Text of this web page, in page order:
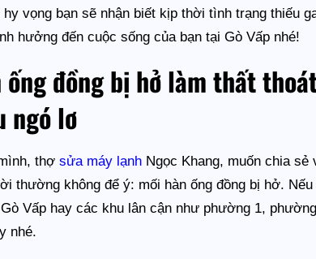
vọng bạn sẽ nhận biết kịp thời tình trạng thiếu
hưởng đến cuộc sống của bạn tại Gò Vấp nhé!
đồng bị hở làm thất
ngó lơ
thợsửa máy lạnh Ngọc Khang, muốn chia
thường không để ý: mối hàn ống đồng bị hở.
Vấp hay các khu lân cận như phường 1,
nhé.